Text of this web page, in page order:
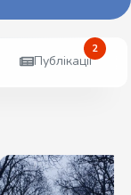
Публікації
2